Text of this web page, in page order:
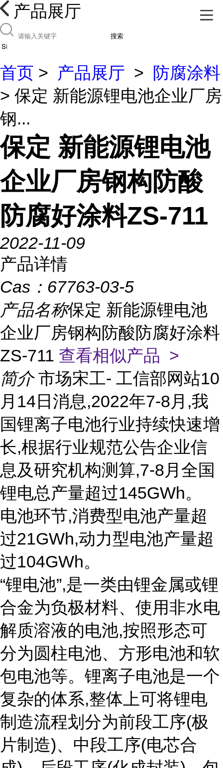
产品展厅
搜索
首页 > 产品展厅 >
防腐涂料
> 保定 新能源锂电池企业厂房
钢...
保定 新能源锂电池
企业厂房钢构防酸
防腐好涂料ZS-711
2022-11-09
产品详情
Cas： 67763-03-5
产品名称保定 新能源锂电池
企业厂房钢构防酸防腐好涂料
ZS-711 查看相似产品 >
简介 市场宋工- 工信部网站10
月14日消息,2022年7-8月,我
国锂离子电池行业持续快速增
长,根据行业规范公告企业信
息及研究机构测算,7-8月全国
锂电总产量超过145GWh。
电池环节,消费型电池产量超
过21GWh,动力型电池产量超
过104GWh。
“锂电池”,是一类由锂金属或锂
合金为负极材料、使用非水电
解质溶液的电池,按照形态可
分为圆柱电池、方形电池和软
包电池等。锂离子电池是一个
复杂的体系,整体上可将锂电
制造流程划分为前段工序(极
片制造)、中段工序(电芯合